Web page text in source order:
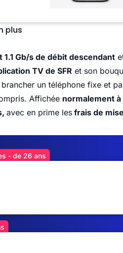
plus
1.1 Gb/s de débit descendant
TV de SFR et son
un téléphone fixe et
Affichée normalement
avec en prime les frais de
- de 26 ans